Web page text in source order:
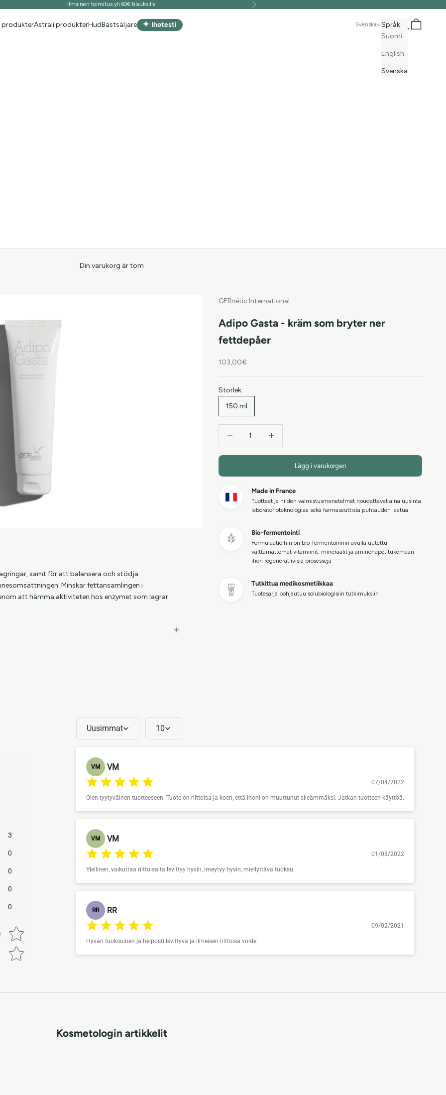
Ilmainen toimitus yli 60€ tilauksille Nästa
produkterAstrali produkterHudBästsäljare ✦ Ihotesti Svenska
Språk
Suomi
English
Svenska
Sök Kundvagn
Din varukorg är tom
GERnétic International
Adipo Gasta - kräm som bryter ner
fettdepåer
REA-pris
103,00€
Storlek:
150 ml
Lägg i varukorgen
Made in France
Tuotteet ja niiden valmistusmenetelmät noudattavat aina uusinta
laboratorioteknologiaa sekä farmaseuttista puhtauden laatua
Bio-fermentointi
Formulaatioihin on bio-fermentoinnin avulla uutettu
välttämättömät vitamiinit, mineraalit ja aminohapot tukemaan
ihon regeneratiivisia prosesseja
Tutkittua medikosmetiikkaa
Tuotesarja pohjautuu solubiologisiin tutkimuksiin
samt för att balansera och stödja
Minskar fettansamlingen i
att hämma aktiviteten hos enzymet som lagrar
3
0
0
0
0
Star rating
Uusimmat 10
VM VM
07/04/2022
Olen tyytyväinen tuotteeseen. Tuote on riittoisa ja koen, että ihoni on muuttunut sileämmäksi. Jatkan tuotteen käyttöä.
VM VM
01/03/2022
Ylellinen, vaikuttaa riittoisalta levittyy hyvin, imeytyy hyvin, miellyttävä tuoksu.
RR RR
09/02/2021
Hyvän tuoksuinen ja helposti levittyvä ja ilmeisen riittoisa voide
Kosmetologin artikkelit